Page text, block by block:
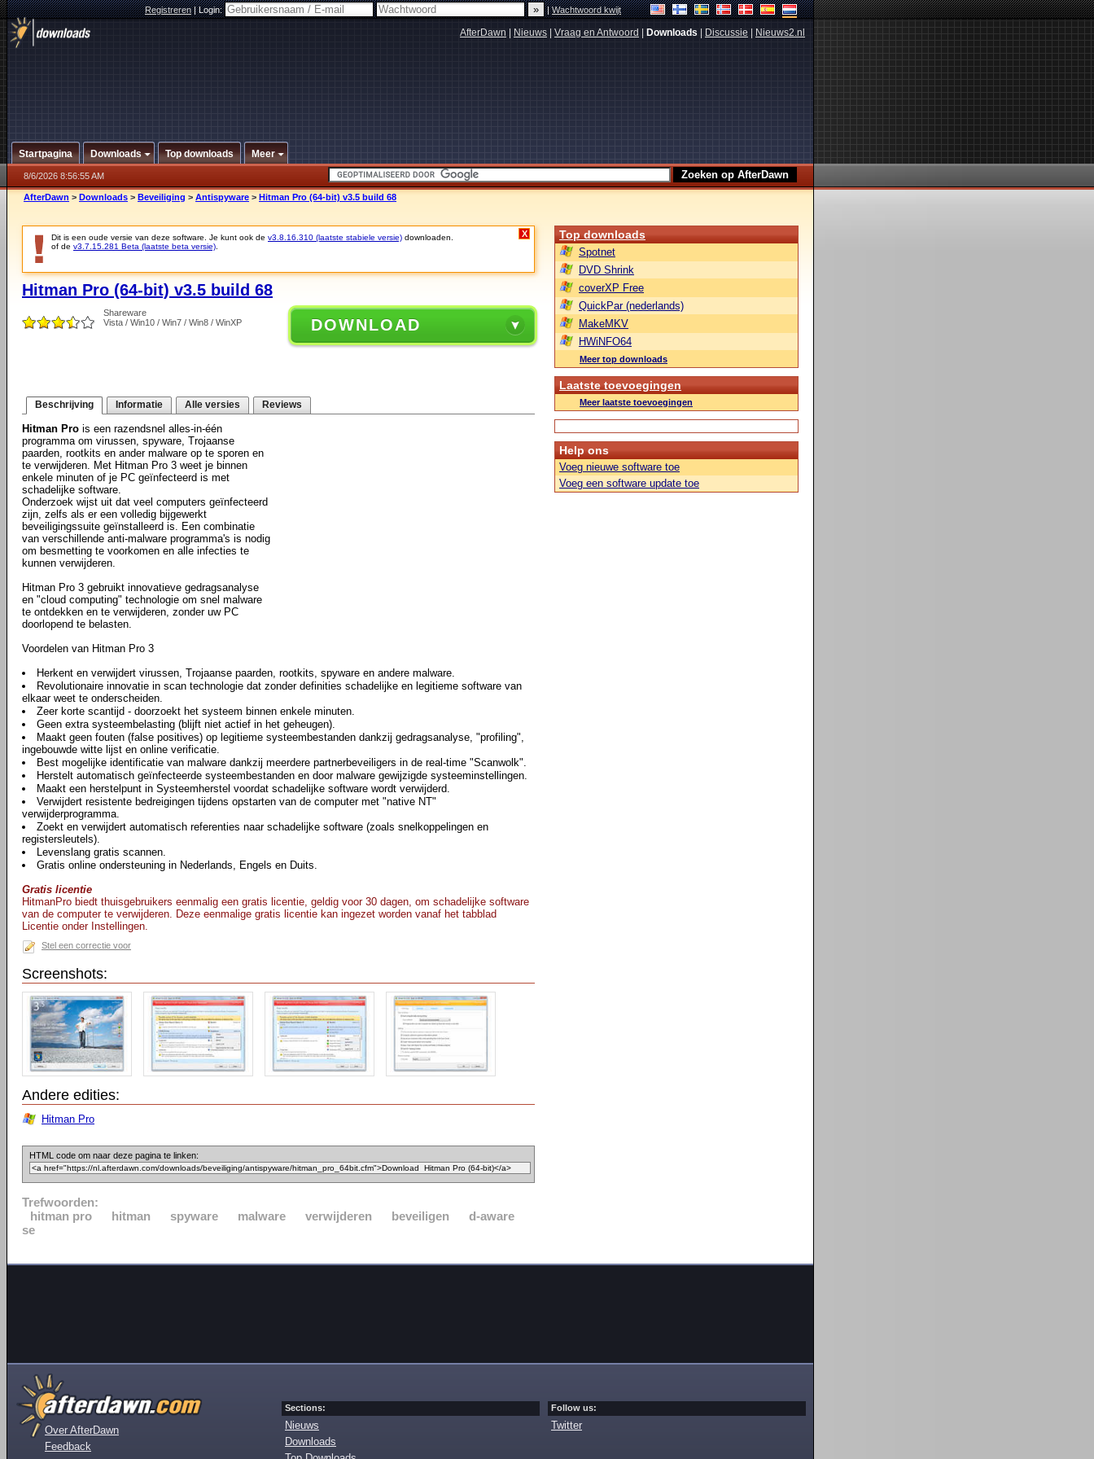
Registreren|Login: |Wachtwoord kwijt
AfterDawn Nieuws Vraag en Antwoord Downloads Discussie Nieuws2.nl
Startpagina Downloads Top downloads Meer
8/6/2026 8:56:55 AM
AfterDawn > Downloads > Beveiliging > Antispyware > Hitman Pro (64-bit) v3.5 build 68
Dit is een oude versie van deze software. Je kunt ook de v3.8.16.310 (laatste stabiele versie) downloaden.
of de v3.7.15.281 Beta (laatste beta versie)
X
Hitman Pro (64-bit) v3.5 build 68
Shareware
Vista / Win10 / Win7 / Win8 / WinXP
DOWNLOAD
Beschrijving Informatie Alle versies Reviews
Hitman Pro is een razendsnel alles-in-één
programma om virussen, spyware, Trojaanse
paarden, rootkits en ander malware op te sporen en
te verwijderen. Met Hitman Pro 3 weet je binnen
enkele minuten of je PC geïnfecteerd is met
schadelijke software.
Onderzoek wijst uit dat veel computers geïnfecteerd
zijn, zelfs als er een volledig bijgewerkt
beveiligingssuite geïnstalleerd is. Een combinatie
van verschillende anti-malware programma's is nodig
om besmetting te voorkomen en alle infecties te
kunnen verwijderen.
Hitman Pro 3 gebruikt innovatieve gedragsanalyse
en "cloud computing" technologie om snel malware
te ontdekken en te verwijderen, zonder uw PC
doorlopend te belasten.
Voordelen van Hitman Pro 3
Herkent en verwijdert virussen, Trojaanse paarden, rootkits, spyware en andere malware.
Revolutionaire innovatie in scan technologie dat zonder definities schadelijke en legitieme software van
elkaar weet te onderscheiden.
Zeer korte scantijd - doorzoekt het systeem binnen enkele minuten.
Geen extra systeembelasting (blijft niet actief in het geheugen).
Maakt geen fouten (false positives) op legitieme systeembestanden dankzij gedragsanalyse, "profiling",
ingebouwde witte lijst en online verificatie.
Best mogelijke identificatie van malware dankzij meerdere partnerbeveiligers in de real-time "Scanwolk".
Herstelt automatisch geïnfecteerde systeembestanden en door malware gewijzigde systeeminstellingen.
Maakt een herstelpunt in Systeemherstel voordat schadelijke software wordt verwijderd.
Verwijdert resistente bedreigingen tijdens opstarten van de computer met "native NT"
verwijderprogramma.
Zoekt en verwijdert automatisch referenties naar schadelijke software (zoals snelkoppelingen en
registersleutels).
Levenslang gratis scannen.
Gratis online ondersteuning in Nederlands, Engels en Duits.
Gratis licentie
HitmanPro biedt thuisgebruikers eenmalig een gratis licentie, geldig voor 30 dagen, om schadelijke software
van de computer te verwijderen. Deze eenmalige gratis licentie kan ingezet worden vanaf het tabblad
Licentie onder Instellingen.
Stel een correctie voor
Screenshots:
Andere edities:
Hitman Pro
HTML code om naar deze pagina te linken:
Trefwoorden:
hitman pro
hitman spyware malware verwijderen beveiligen
d-aware
se
Top downloads
Spotnet
DVD Shrink
coverXP Free
QuickPar (nederlands)
MakeMKV
HWiNFO64
Meer top downloads
Laatste toevoegingen
Meer laatste toevoegingen
Help ons
Voeg nieuwe software toe
Voeg een software update toe
Over AfterDawn
Feedback
Sections:
Nieuws
Downloads
Follow us:
Twitter